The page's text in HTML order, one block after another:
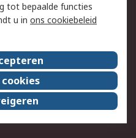
Over ons
Werken bij RS
tot bepaalde functies
u in ons cookiebeleid